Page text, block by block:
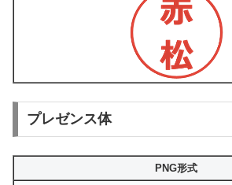
プレゼンス体
PNG形式